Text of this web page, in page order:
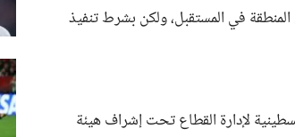
في المستقبل، ولكن بشرط تنفيذ
لإدارة القطاع تحت إشراف هيئة